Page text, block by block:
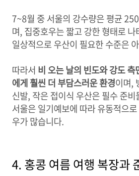
7~8월 중 서울의 강수량은 평균
며, 집중호우는 짧고 강한 형태로
일상적으로 우산이 필요한 수준은
따라서 비 오는 날의 빈도와 강도
에게 훨씬 더 부담스러운 환경이며,
신발, 작은 접이식 우산은 필수 준
서울은 일기예보에 따라 유동적으
우가 많습니다.
4. 홍콩 여름 여행 복장과